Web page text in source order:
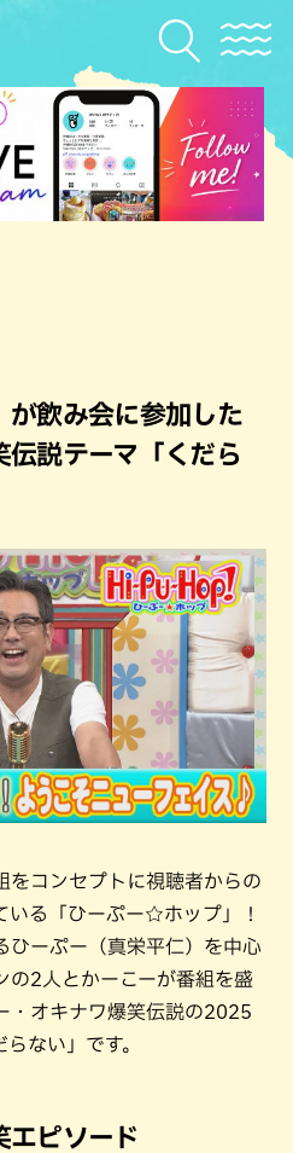
が飲み会に参加した
説テーマ「くだら
をコンセプトに視聴者からの
いる「ひーぷー☆ホップ」！
ひーぷー（真栄平仁）を中心
の2人とかーこーが番組を盛
・オキナワ爆笑伝説の2025
ない」です。
エピソード